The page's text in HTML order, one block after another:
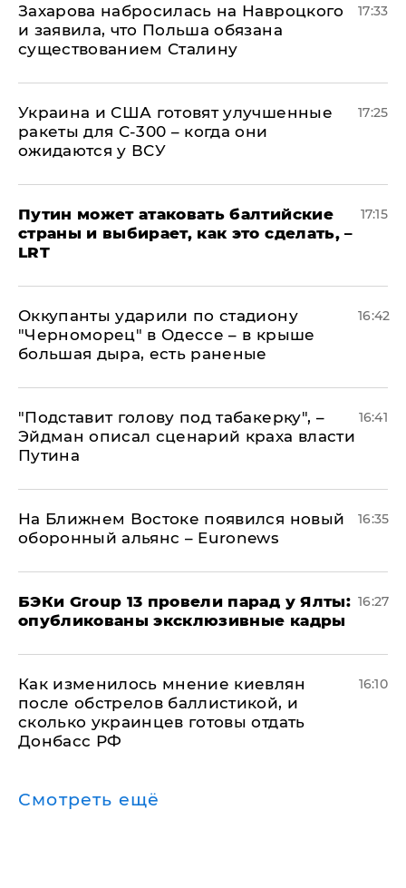
​Захарова набросилась на Навроцкого
и заявила, что Польша обязана
существованием Сталину
17:33
Украина и США готовят улучшенные
ракеты для С-300 – когда они
ожидаются у ВСУ
17:25
Путин может атаковать балтийские
страны и выбирает, как это сделать, –
LRT
17:15
Оккупанты ударили по стадиону
"Черноморец" в Одессе – в крыше
большая дыра, есть раненые
16:42
​"Подставит голову под табакерку", –
Эйдман описал сценарий краха власти
Путина
16:41
На Ближнем Востоке появился новый
оборонный альянс – Euronews
16:35
​БЭКи Group 13 провели парад у Ялты:
опубликованы эксклюзивные кадры
16:27
Как изменилось мнение киевлян
после обстрелов баллистикой, и
сколько украинцев готовы отдать
Донбасс РФ
16:10
Смотреть ещё